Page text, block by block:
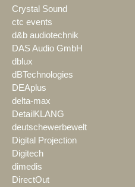
Crystal Sound
ctc events
d&b audiotechnik
DAS Audio GmbH
dblux
dBTechnologies
DEAplus
delta-max
DetailKLANG
deutschewerbewelt
Digital Projection
Digitech
dimedis
DirectOut